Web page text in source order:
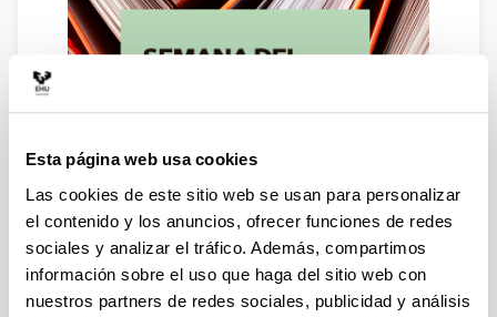
Esta página web usa cookies
Las cookies de este sitio web se usan para personalizar
el contenido y los anuncios, ofrecer funciones de redes
sociales y analizar el tráfico. Además, compartimos
información sobre el uso que haga del sitio web con
nuestros partners de redes sociales, publicidad y análisis